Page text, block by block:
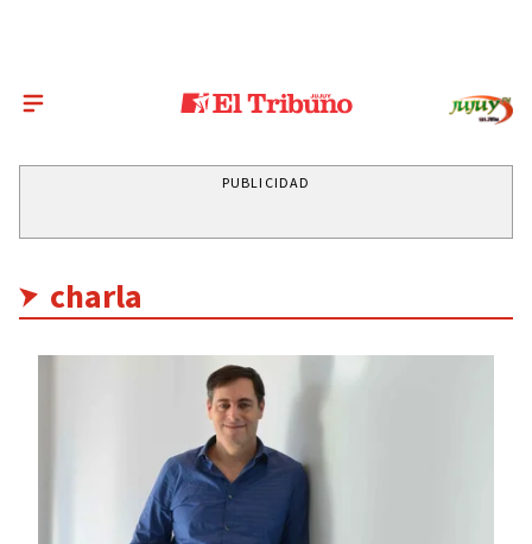
PUBLICIDAD
charla